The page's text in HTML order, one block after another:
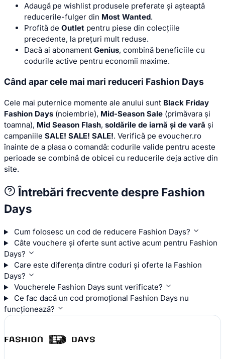
Adaugă pe wishlist produsele preferate și așteaptă
reducerile-fulger din Most Wanted.
Profită de Outlet pentru piese din colecțiile
precedente, la prețuri mult reduse.
Dacă ai abonament Genius, combină beneficiile cu
codurile active pentru economii maxime.
Când apar cele mai mari reduceri Fashion Days
Cele mai puternice momente ale anului sunt Black Friday
Fashion Days (noiembrie), Mid-Season Sale (primăvara și
toamna), Mid Season Flash, soldările de iarnă și de vară și
campaniile SALE! SALE! SALE!. Verifică pe evoucher.ro
înainte de a plasa o comandă: codurile valide pentru aceste
perioade se combină de obicei cu reducerile deja active din
site.
Întrebări frecvente despre Fashion
Days
Cum folosesc un cod de reducere Fashion Days?
Câte vouchere și oferte sunt active acum pentru Fashion
Days?
Care este diferența dintre coduri și oferte la Fashion
Days?
Voucherele Fashion Days sunt verificate?
Ce fac dacă un cod promoțional Fashion Days nu
funcționează?